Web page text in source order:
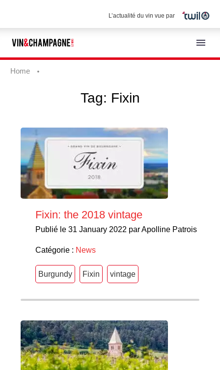
L’actualité du vin vue par
English
Home
Tag: Fixin
Fixin: the 2018 vintage
Publié le 31 January 2022 par Apolline Patrois
Catégorie : News
Burgundy Fixin vintage